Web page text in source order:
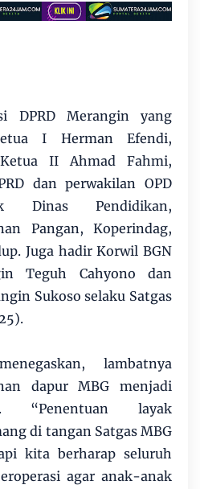
DPRD Merangin yang
I Herman Efendi,
II Ahmad Fahmi,
dan perwakilan OPD
Dinas Pendidikan,
Pangan, Koperindag,
Juga hadir Korwil BGN
Teguh Cahyono dan
Sukoso selaku Satgas
lambatnya
dapur MBG menjadi
“Penentuan layak
di tangan Satgas MBG
kita berharap seluruh
agar anak-anak